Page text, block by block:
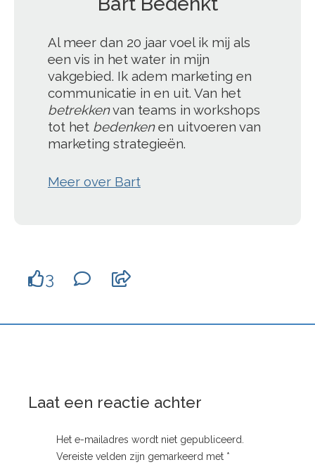
Al meer dan 20 jaar voel ik mij als
een vis in het water in mijn
vakgebied. Ik adem marketing en
communicatie in en uit. Van het
betrekkenvan teams in workshops
tot het bedenkenen uitvoeren van
marketing strategieën.
Meer over Bart
3
Laat een reactie achter
Het e-mailadres wordt niet gepubliceerd.
Vereiste velden zijn gemarkeerd met *